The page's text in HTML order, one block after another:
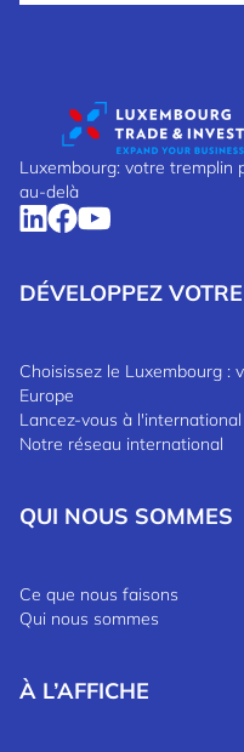
Luxembourg: votre tremplin
au-delà
DÉVELOPPEZ
Choisissez le Luxembourg :
Europe
Lancez-vous à l'international
Notre réseau international
QUI NOUS SOMMES
Ce que nous faisons
Qui nous sommes
À L’AFFICHE